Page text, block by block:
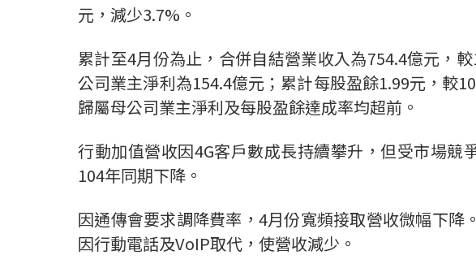
元，減少3.7%。
累計至4月份為止，合併自結營業收入為754.4億元，
公司業主淨利為154.4億元；累計每股盈餘1.99元，較
歸屬母公司業主淨利及每股盈餘達成率均超前。
行動加值營收因4G客戶數成長持續攀升，但受市場
104年同期下降。
因通傳會要求調降費率，4月份寬頻接取營收微幅下
因行動電話及VoIP取代，使營收減少。